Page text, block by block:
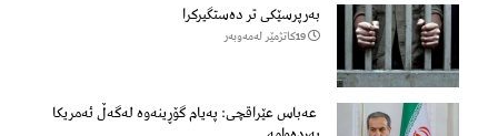
بەرپرسێکی تر دەستگیرکرا
19كاتژمێر لەمەوبەر
عەباس عێراقچی: پەیام گۆڕینەوە لەگەڵ ئەمریکا